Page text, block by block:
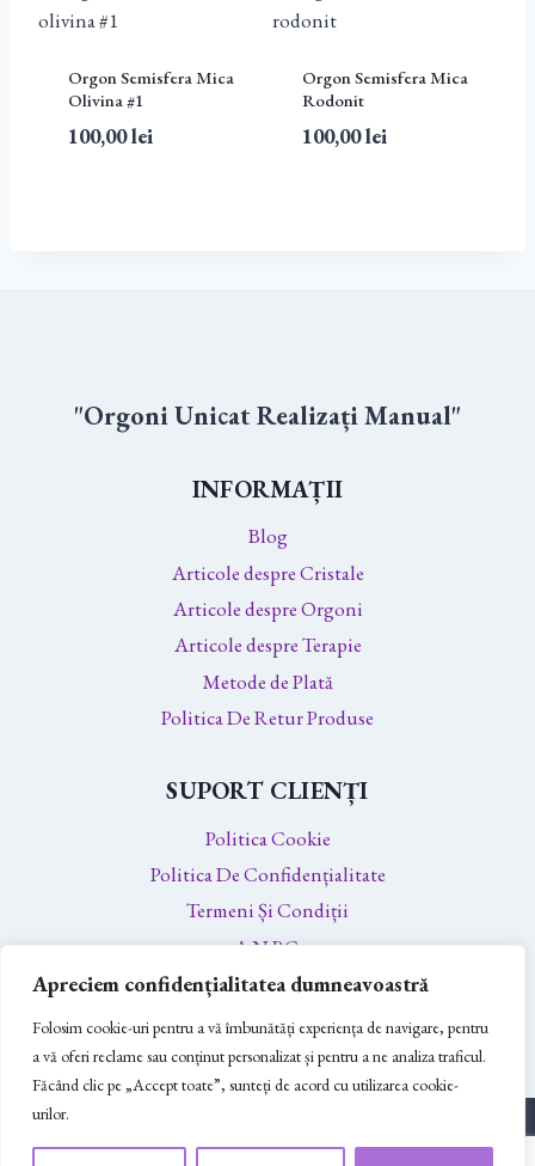
Apreciem confidențialitatea dumneavoastră
Folosim cookie-uri pentru a vă îmbunătăți experiența de navigare, pentru
a vă oferi reclame sau conținut personalizat și pentru a ne analiza traficul.
Făcând clic pe „Accept toate”, sunteți de acord cu utilizarea cookie-
urilor.
Orgon Semisfera Mica
Olivina #1
100,00lei
Orgon Semisfera Mica
Rodonit
100,00lei
"Orgoni Unicat Realizați Manual"
INFORMAȚII
Blog
Articole despre Cristale
Articole despre Orgoni
Articole despre Terapie
Metode de Plată
Politica De Retur Produse
SUPORT CLIENȚI
Politica Cookie
Politica De Confidențialitate
Termeni Și Condiții
A.N.P.C.
A.N.P.C. – SAL
Soluționarea Online a Litigiilor
© 2026 Puterea Orgonilor - creat deWhite Monks Digital